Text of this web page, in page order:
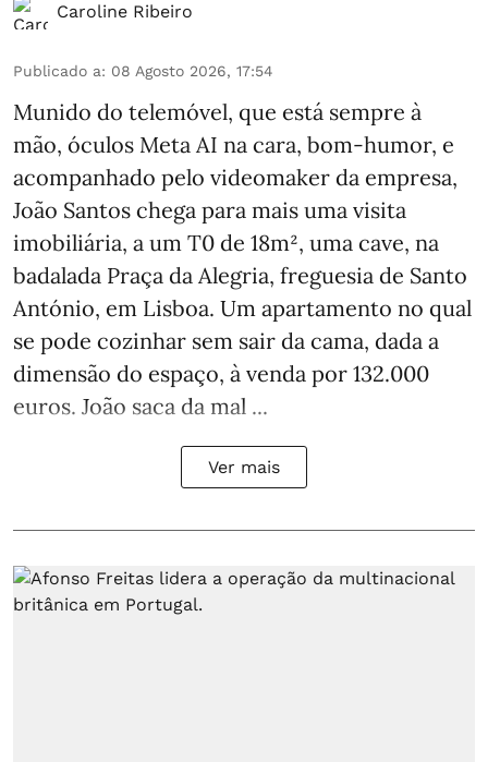
Caroline Ribeiro
Publicado a: 08 Agosto 2026, 17:54
Munido do telemóvel, que está sempre à
mão, óculos Meta AI na cara, bom-humor, e
acompanhado pelo videomaker da empresa,
João Santos chega para mais uma visita
imobiliária, a um T0 de 18m², uma cave, na
badalada Praça da Alegria, freguesia de Santo
António, em Lisboa. Um apartamento no qual
se pode cozinhar sem sair da cama, dada a
dimensão do espaço, à venda por 132.000
euros. João saca da mal ...
Ver mais